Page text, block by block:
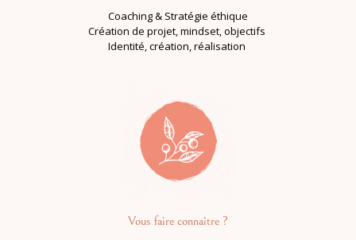
Coaching & Stratégie éthique
Création de projet,mindset, objectifs
Identité, création, réalisation
Vous faire connaître ?